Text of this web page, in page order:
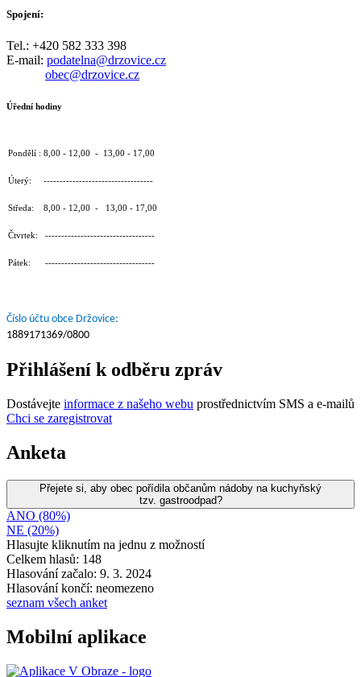
Spojení:
Tel.: +420 582 333 398
E-mail: podatelna@drzovice.cz
obec@drzovice.cz
Úřední hodiny
Pondělí : 8,00 - 12,00 - 13,00 - 17,00
Úterý: ----------------------------------
Středa: 8,00 - 12,00 - 13,00 - 17,00
Čtvrtek: ----------------------------------
Pátek: ----------------------------------
Číslo účtu obce Držovice:
1889171369/0800
Přihlášení k odběru zpráv
Dostávejte informace z našeho webu prostřednictvím SMS a e-mailů
Chci se zaregistrovat
Anketa
Přejete si, aby obec pořídila občanům nádoby na kuchyňský
tzv. gastroodpad?
ANO (80%)
NE (20%)
Hlasujte kliknutím na jednu z možností
Celkem hlasů: 148
Hlasování začalo: 9. 3. 2024
Hlasování končí: neomezeno
seznam všech anket
Mobilní aplikace